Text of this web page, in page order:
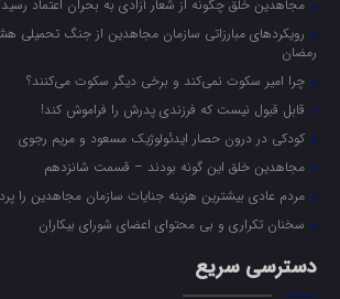
مجاهدین خلق چگونه از شعار آزادی به بحران اعتماد
رویکرد‌های مبارزاتی سازمان مجاهدین از جنگ تحمیلی
رمضان
چرا امیر سکوت نمی‌کند و برخی دیگر سکوت می‌کنند؟
قابل قبول نیست که فرزندی پدرش را فراموش کند!
کودکی در درون حصار ایدئولوژیک مسعود و مریم رجوی
مجاهدین خلق این گونه بودند – قسمت شانزدهم
مردم عادی بیشترین هزینه جنایات سازمان مجاهدین را
سخنان تکراری و بی محتوای اعضای شورای بیکاران
دسترسی سریع